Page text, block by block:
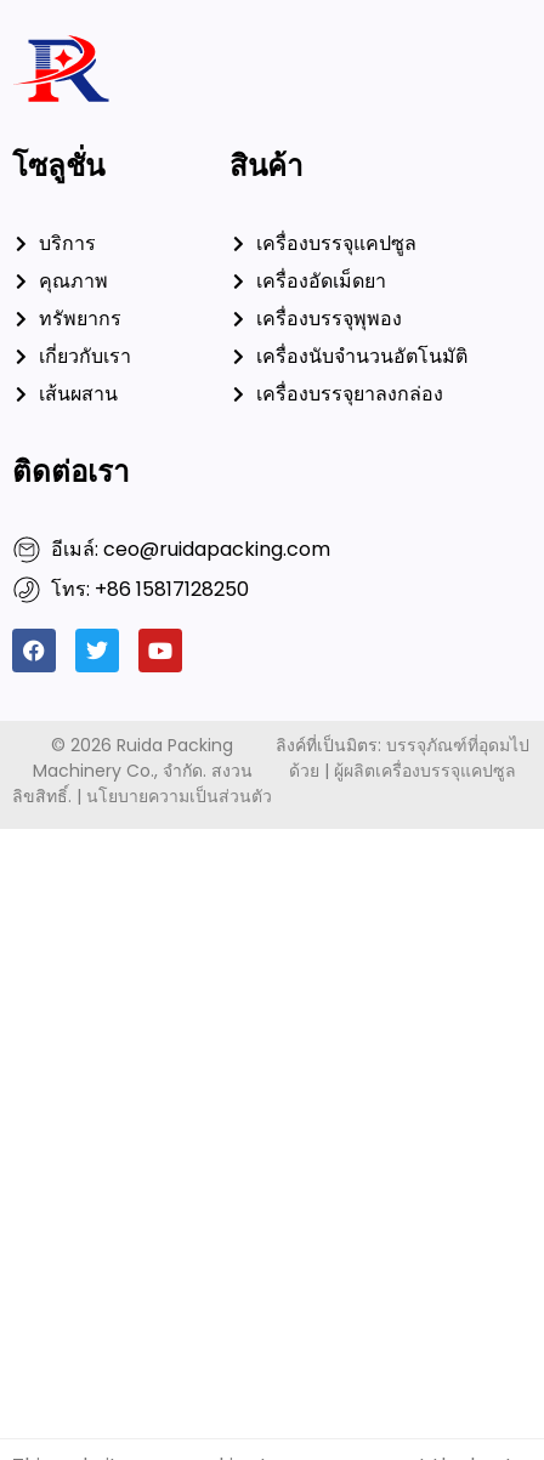
โซลูชั่น
บริการ
คุณภาพ
ทรัพยากร
เกี่ยวกับเรา
เส้นผสาน
สินค้า
เครื่องบรรจุแคปซูล
เครื่องอัดเม็ดยา
เครื่องบรรจุพุพอง
เครื่องนับจำนวนอัตโนมัติ
เครื่องบรรจุยาลงกล่อง
ติดต่อเรา
อีเมล์: ceo@ruidapacking.com
โทร: +86 15817128250
© 2026 Ruida Packing
Machinery Co., จำกัด. สงวน
ลิขสิทธิ์. | นโยบายความเป็นส่วนตัว
ลิงค์ที่เป็นมิตร: บรรจุภัณฑ์ที่อุดมไป
ด้วย | ผู้ผลิตเครื่องบรรจุแคปซูล